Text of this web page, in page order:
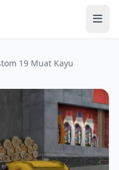
19 Muat Kayu